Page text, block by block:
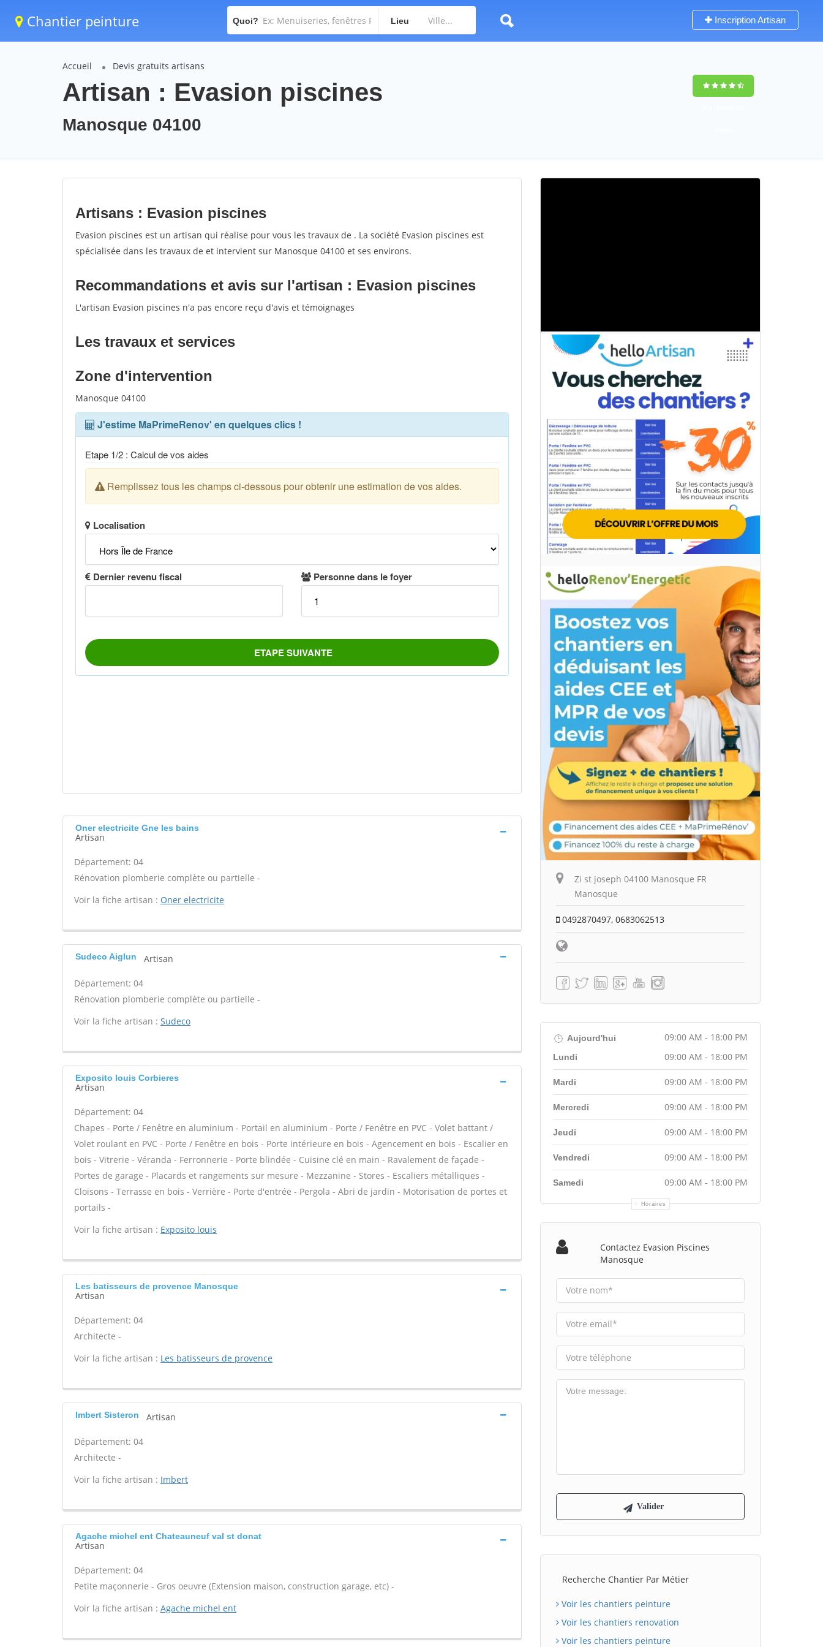
Chantier peinture Quoi? Lieu Inscription Artisan
Accueil Devis gratuits artisans
Artisan : Evasion piscines
Manosque 04100
Artisans : Evasion piscines
Evasion piscines est un artisan qui réalise pour vous les travaux de . La société Evasion piscines est
spécialisée dans les travaux de et intervient sur Manosque 04100 et ses environs.
Recommandations et avis sur l'artisan : Evasion piscines
L'artisan Evasion piscines n'a pas encore reçu d'avis et témoignages
Les travaux et services
Zone d'intervention
Manosque 04100
Oner electricite Gne les bains
Artisan
Département: 04
Rénovation plomberie complète ou partielle -
Voir la fiche artisan : Oner electricite
Sudeco Aiglun Artisan
Département: 04
Rénovation plomberie complète ou partielle -
Voir la fiche artisan : Sudeco
Exposito louis Corbieres
Artisan
Département: 04
Chapes - Porte / Fenêtre en aluminium - Portail en aluminium - Porte / Fenêtre en PVC - Volet battant /
Volet roulant en PVC - Porte / Fenêtre en bois - Porte intérieure en bois - Agencement en bois - Escalier en
bois - Vitrerie - Véranda - Ferronnerie - Porte blindée - Cuisine clé en main - Ravalement de façade -
Portes de garage - Placards et rangements sur mesure - Mezzanine - Stores - Escaliers métalliques -
Cloisons - Terrasse en bois - Verrière - Porte d'entrée - Pergola - Abri de jardin - Motorisation de portes et
portails -
Voir la fiche artisan : Exposito louis
Les batisseurs de provence Manosque
Artisan
Département: 04
Architecte -
Voir la fiche artisan : Les batisseurs de provence
Imbert Sisteron Artisan
Département: 04
Architecte -
Voir la fiche artisan : Imbert
Agache michel ent Chateauneuf val st donat
Artisan
Département: 04
Petite maçonnerie - Gros oeuvre (Extension maison, construction garage, etc) -
Voir la fiche artisan : Agache michel ent
Zi st joseph 04100 Manosque FR
Manosque
0492870497, 0683062513
Aujourd'hui 09:00 AM - 18:00 PM
Horaires
Lundi 09:00 AM - 18:00 PM
Mardi 09:00 AM - 18:00 PM
Mercredi 09:00 AM - 18:00 PM
Jeudi 09:00 AM - 18:00 PM
Vendredi 09:00 AM - 18:00 PM
Samedi 09:00 AM - 18:00 PM
Contactez Evasion Piscines
Manosque
Recherche Chantier Par Métier
Voir les chantiers peinture
Voir les chantiers renovation
Voir les chantiers peinture